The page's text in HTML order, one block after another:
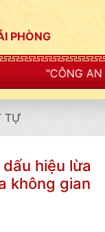
PHÒNG
AN THÀNH PHỐ
TỰ
hiệu lừa
không gian